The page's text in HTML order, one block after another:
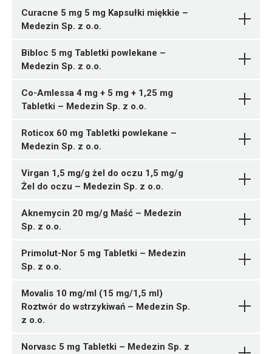
sulfas Medezin Sp. z o.o.
Pytanie o produkt
Medezin Sp. z o.o.
Tramadoli hydrochloridum +
Dexketoprofenum
Pytanie o produkt
Ulotka
Medezin Sp. z o.o.
Metoprololi succinas
Pytanie o produkt
60 tabl.
Ulotka
Sp. z o.o.
Pytanie o produkt
05909991594121 ¦ Rp ¦ 165731
30 tabl.
05909991594138 ¦ Rp ¦ 165732
C07AB02
Ulotka
Medezin Sp. z o.o.
05909991589493 ¦ Rp ¦ 164907
05909991589509 ¦ Rp ¦ 164908
3 systemy
G02BB01
Ethinylestradiolum Medezin Pytanie o produkt
05909991588007 ¦ Rp ¦ 164579
28 tabl.
05909991588014 ¦ Rp ¦ 164580
05909991588021 ¦ Rp ¦ 164581
56 tabl.
05909991588038 ¦ Rp ¦ 164582
60 tabl.
Ulotka
Curacne 5 mg 5 mg Kapsułki miękkie –
Medezin Sp. z o.o.
05909991587543 ¦ Rp ¦ 164395
30 kaps.
Bibloc 5 mg Tabletki powlekane –
Medezin Sp. z o.o.
05909991587482 ¦ Rp ¦ 164389
25 tabl.
05909991587499 ¦ Rp ¦ 164390
30 tabl.
05909991587505 ¦ Rp ¦ 164391
50 tabl.
05909991587512 ¦ Rp ¦ 164392
60 tabl.
05909991587529 ¦ Rp ¦ 164393
100 tabl.
Co-Amlessa 4 mg + 5 mg + 1,25 mg
Tabletki – Medezin Sp. z o.o.
05909991587390 ¦ Rp ¦ 164349
10 tabl.
05909991587406 ¦ Rp ¦ 164350
20 tabl.
05909991587413 ¦ Rp ¦ 164355
05909991587420 ¦ Rp ¦ 164356
Roticox 60 mg Tabletki powlekane –
Medezin Sp. z o.o.
05909991587222 ¦ Rp ¦ 164327
7 tabl.
05909991587239 ¦ Rp ¦ 164328
28 tabl.
Virgan 1,5 mg/g żel do oczu 1,5 mg/g
Żel do oczu – Medezin Sp. z o.o.
05909991587178 ¦ Rp ¦ 164310
Aknemycin 20 mg/g Maść – Medezin
Sp. z o.o.
Primolut-Nor 5 mg Tabletki – Medezin
Sp. z o.o.
Movalis 10 mg/ml (15 mg/1,5 ml)
Roztwór do wstrzykiwań – Medezin Sp.
z o.o.
Norvasc 5 mg Tabletki – Medezin Sp. z